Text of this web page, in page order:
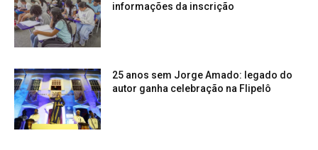
informações da inscrição
25 anos sem Jorge Amado: legado do
autor ganha celebração na Flipelô